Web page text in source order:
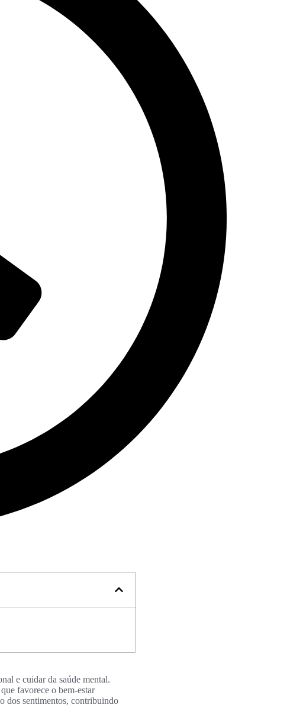
e cuidar da saúde mental.
favorece o bem-estar
dos sentimentos, contribuindo